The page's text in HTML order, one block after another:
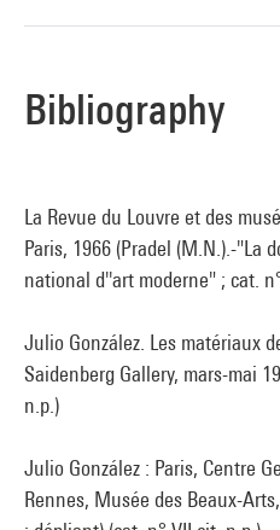
Bibliography
La Revue du Louvre et des
Paris, 1966 (Pradel (M.N.).-"La
national d''art moderne" ; cat.
Julio González. Les matériaux
Saidenberg Gallery, mars-mai
n.p.)
Julio González : Paris, Centre
Rennes, Musée des Beaux-